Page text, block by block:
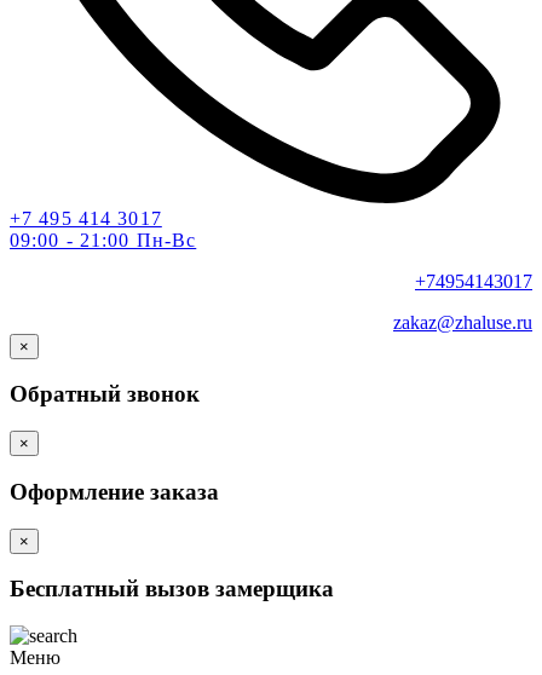
+7 495 414 3017
09:00 - 21:00 Пн-Вс
+74954143017
zakaz@zhaluse.ru
×
Обратный звонок
×
Оформление заказа
×
Бесплатный вызов замерщика
Меню